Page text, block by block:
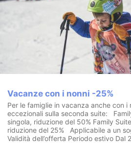
Vacanze con i nonni -25%
Per le famiglie in vacanza anche con i
eccezionali sulla seconda suite:
singola, riduzione del 50% Family
riduzione del 25% Applicabile a un
Validità dell’offerta Periodo estivo Dal